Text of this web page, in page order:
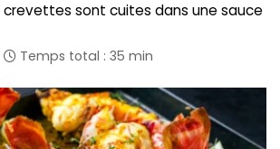
crevettes sont cuites dans une sauce
Temps total : 35 min